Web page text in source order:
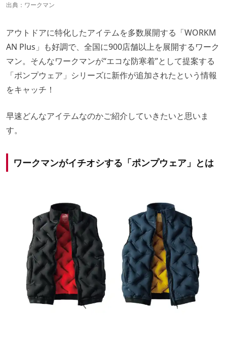
出典： ワークマン
アウトドアに特化したアイテムを多数展開する「WORKM
AN Plus」も好調で、全国に900店舗以上を展開するワーク
マン。そんなワークマンが“エコな防寒着”として提案する
「ポンプウェア」シリーズに新作が追加されたという情報
をキャッチ！
早速どんなアイテムなのかご紹介していきたいと思いま
す。
ワークマンがイチオシする「ポンプウェア」とは